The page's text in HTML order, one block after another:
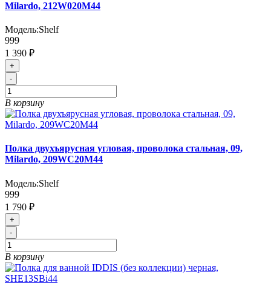
Milardo, 212W020M44
Модель:Shelf
999
1 390 ₽
+
-
В корзину
Полка двухъярусная угловая, проволока стальная, 09,
Milardo, 209WC20M44
Модель:Shelf
999
1 790 ₽
+
-
В корзину